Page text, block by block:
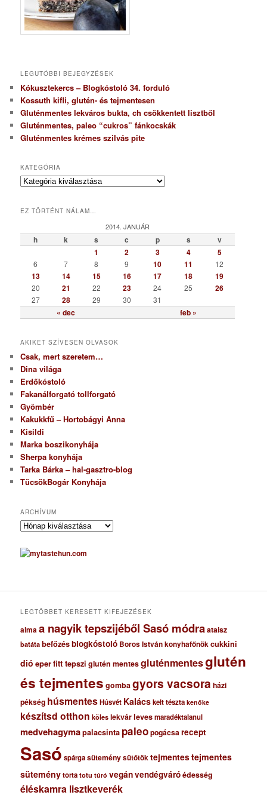
LEGUTÓBBI BEJEGYZÉSEK
Kókusztekercs – Blogkóstoló 34. forduló
Kossuth kifli, glutén- és tejmentesen
Gluténmentes lekváros bukta, ch csökkentett lisztből
Gluténmentes, paleo “cukros” fánkocskák
Gluténmentes krémes szilvás pite
KATEGÓRIA
K
e
ó
r
EZ TÖRTÉNT NÁLAM…
2014. JANUÁR
h k s c p s v
« dec feb »
1 2 3 4 5
6 7 8 9 10 11 12
13 14 15 16 17 18 19
20 21 22 23 24 25 26
27 28 29 30 31
AKIKET SZÍVESEN OLVASOK
Csak, mert szeretem…
Dina világa
Erdőkóstoló
Fakanálforgató tollforgató
Gyömbér
Kakukkfű – Hortobágyi Anna
Kisildi
Marka boszikonyhája
Sherpa konyhája
Tarka Bárka – hal-gasztro-blog
TücsökBogár Konyhája
ARCHÍVUM
A
c
h
u
LEGTÖBBET KERESETT KIFEJEZÉSEK
almaa nagyik tepszijéből Sasó módraataisz
batáta befőzésblogkóstoló Boros István konyhafőnökcukkini
dió eperfitt tepszi glutén mentesgluténmentesglutén
és tejmentes gombagyors vacsora házi
pékség húsmentesHúsvét Kalácskelt tészta kenőke
készítsd otthon köles lekvárlevesmaradéktalanul
medvehagymapalacsinta paleopogácsarecept
Sasó spárgasüteménysütőtöktejmentestejmentes
süteménytorta totu túró vegánvendégváróédesség
éléskamra lisztkeverék